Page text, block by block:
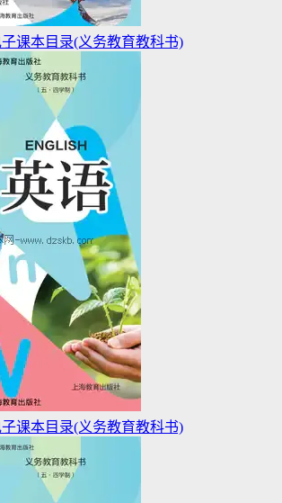
课本目录(义务教育教科书)
课本目录(义务教育教科书)